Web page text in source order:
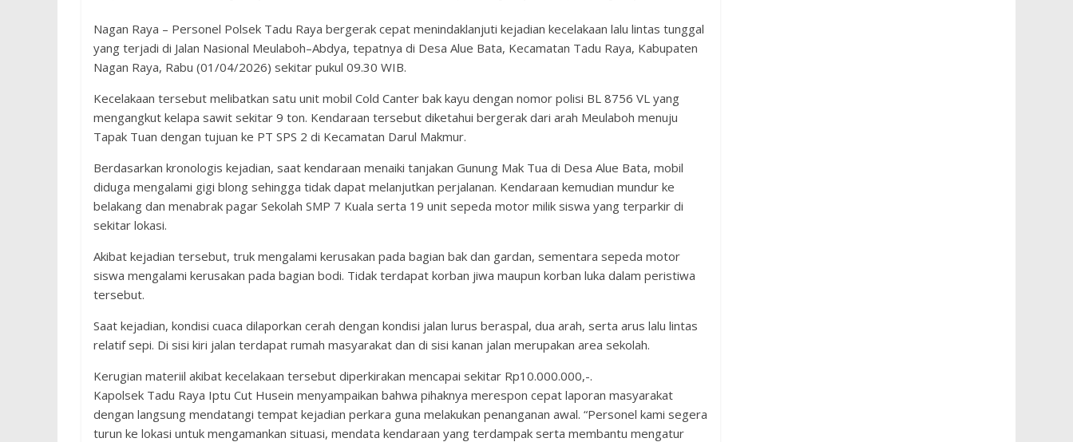
Nagan Raya – Personel Polsek Tadu Raya bergerak cepat menindaklanjuti kejadian kecelakaan lalu lintas tunggal
yang terjadi di Jalan Nasional Meulaboh–Abdya, tepatnya di Desa Alue Bata, Kecamatan Tadu Raya, Kabupaten
Nagan Raya, Rabu (01/04/2026) sekitar pukul 09.30 WIB.
Kecelakaan tersebut melibatkan satu unit mobil Cold Canter bak kayu dengan nomor polisi BL 8756 VL yang
mengangkut kelapa sawit sekitar 9 ton. Kendaraan tersebut diketahui bergerak dari arah Meulaboh menuju
Tapak Tuan dengan tujuan ke PT SPS 2 di Kecamatan Darul Makmur.
Berdasarkan kronologis kejadian, saat kendaraan menaiki tanjakan Gunung Mak Tua di Desa Alue Bata, mobil
diduga mengalami gigi blong sehingga tidak dapat melanjutkan perjalanan. Kendaraan kemudian mundur ke
belakang dan menabrak pagar Sekolah SMP 7 Kuala serta 19 unit sepeda motor milik siswa yang terparkir di
sekitar lokasi.
Akibat kejadian tersebut, truk mengalami kerusakan pada bagian bak dan gardan, sementara sepeda motor
siswa mengalami kerusakan pada bagian bodi. Tidak terdapat korban jiwa maupun korban luka dalam peristiwa
tersebut.
Saat kejadian, kondisi cuaca dilaporkan cerah dengan kondisi jalan lurus beraspal, dua arah, serta arus lalu lintas
relatif sepi. Di sisi kiri jalan terdapat rumah masyarakat dan di sisi kanan jalan merupakan area sekolah.
Kerugian materiil akibat kecelakaan tersebut diperkirakan mencapai sekitar Rp10.000.000,-.
Kapolsek Tadu Raya Iptu Cut Husein menyampaikan bahwa pihaknya merespon cepat laporan masyarakat
dengan langsung mendatangi tempat kejadian perkara guna melakukan penanganan awal. “Personel kami segera
turun ke lokasi untuk mengamankan situasi, mendata kendaraan yang terdampak serta membantu mengatur